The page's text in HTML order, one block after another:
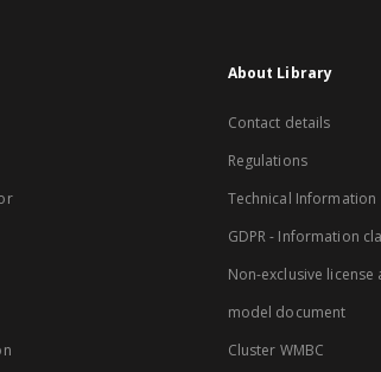
About Library
Contact details
Regulations
Technical Information
GDPR - Information
Non-exclusive license
model document
Cluster WMBC